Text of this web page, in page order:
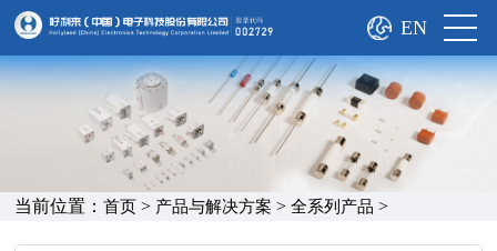
EN
当前位置：首页 > 产品与解决方案 >全系列产品 >